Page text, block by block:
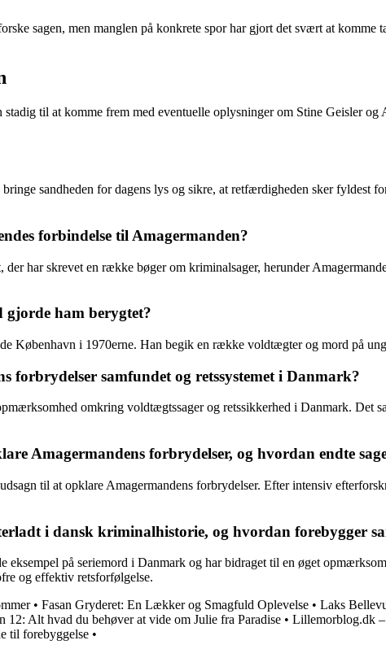
sagen, men manglen på konkrete spor har gjort det svært at
til at komme frem med eventuelle oplysninger om Stine Geisler
bringe sandheden for dagens lys og sikre, at retfærdigheden sker
forbindelse til Amagermanden?
har skrevet en række bøger om kriminalsager, herunder
gjorde ham berygtet?
København i 1970erne. Han begik en række voldtægter og mord på
forbrydelser samfundet og retssystemet i Danmark?
omkring voldtægtssager og retssikkerhed i Danmark. Det
Amagermandens forbrydelser, og hvordan endte
til at opklare Amagermandens forbrydelser. Efter intensiv
i dansk kriminalhistorie, og hvordan forebygger
eksempel på seriemord i Danmark og har bidraget til en øget
og effektiv retsforfølgelse.
• Fasan Gryderet: En Lækker og Smagfuld Oplevelse • Laks
12: Alt hvad du behøver at vide om Julie fra Paradise • Lillemorblog.dk
til forebyggelse •